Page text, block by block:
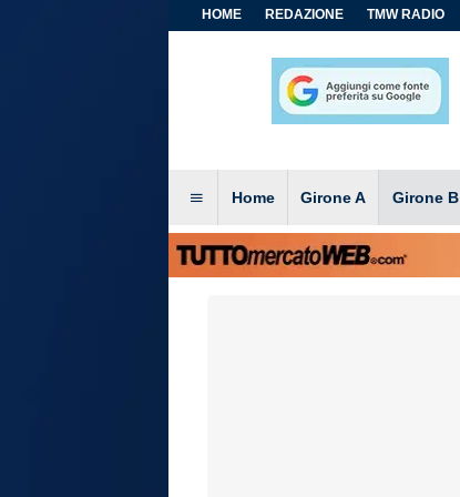
HOME REDAZIONE TMW RADIO
Home Girone A Girone B